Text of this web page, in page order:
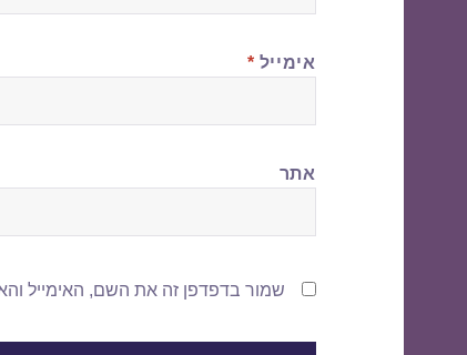
אימייל *
אתר
שמור בדפדפן זה את השם, האימייל